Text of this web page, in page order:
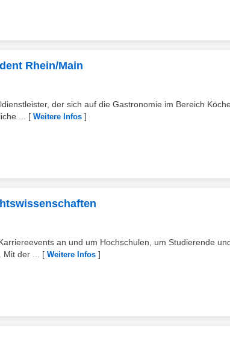
Rhein/Main
der sich auf die Gastronomie im Bereich
...
[ Weitere Infos ]
an und um Hochschulen, um Studierende
der ...
[ Weitere Infos ]